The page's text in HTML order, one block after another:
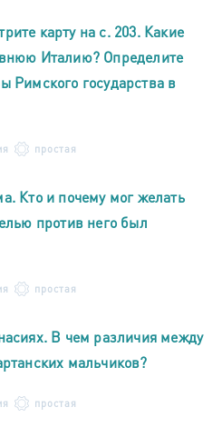
карту на с. 203. Какие
Италию? Определите
Римского государства в
простая
Кто и почему мог желать
против него был
простая
В чем различия между
мальчиков?
простая